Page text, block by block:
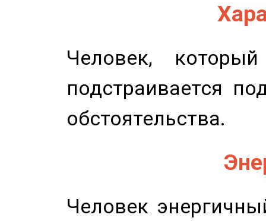
Человек,
подстраивается
обстоятельства.
Человек